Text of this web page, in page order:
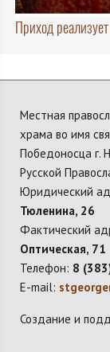
Приход
Местная
храма во имя
Победоносца г.
Русской
Юридический
Тюленина, 26
Фактический
Оптическая, 71
Телефон: 8
E-mail:
Создание и